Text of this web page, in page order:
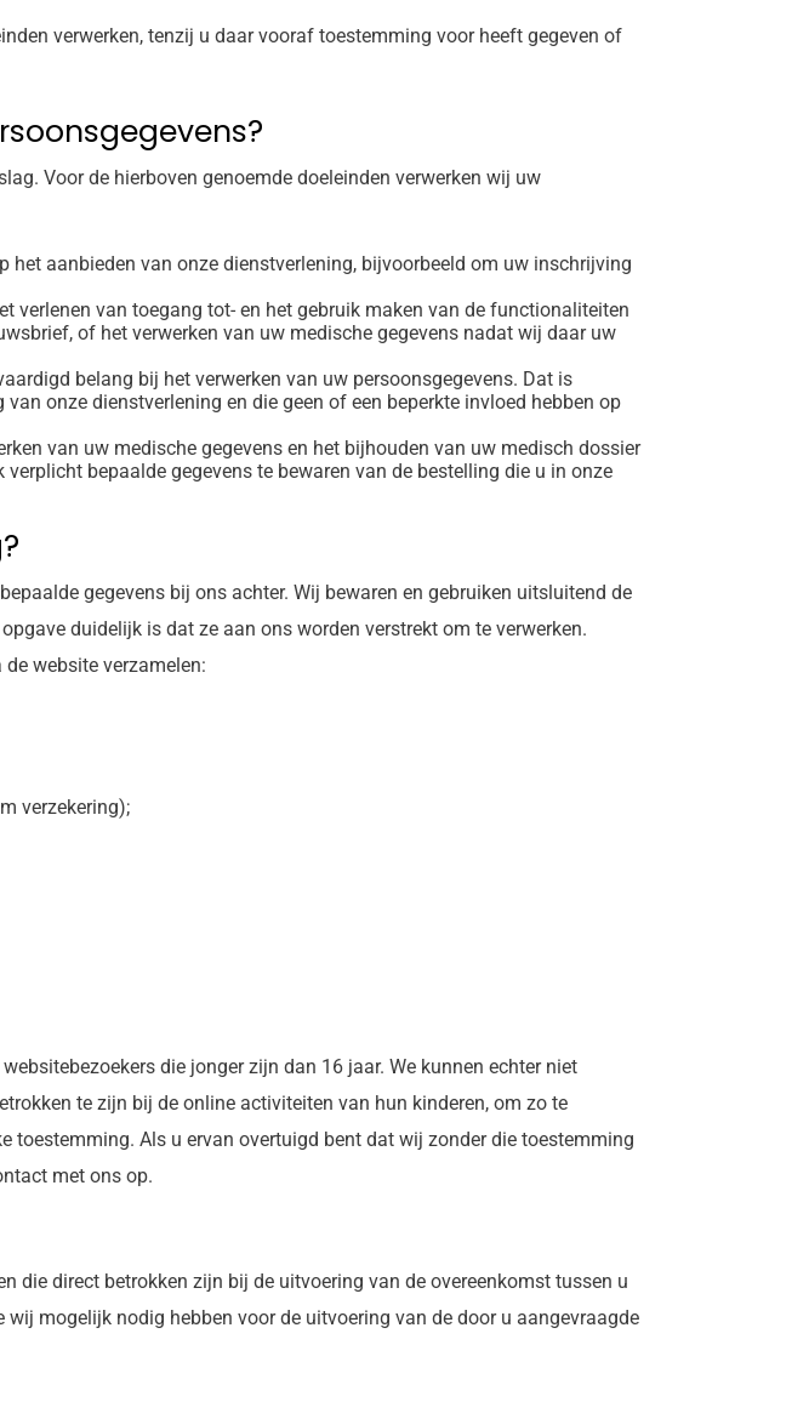
verwerken, tenzij u daar vooraf toestemming voor heeft gegeven of
Voor de hierboven genoemde doeleinden verwerken wij uw
het aanbieden van onze dienstverlening, bijvoorbeeld om uw inschrijving
verlenen van toegang tot- en het gebruik maken van de functionaliteiten
of het verwerken van uw medische gegevens nadat wij daar uw
belang bij het verwerken van uw persoonsgegevens. Dat is
onze dienstverlening en die geen of een beperkte invloed hebben op
van uw medische gegevens en het bijhouden van uw medisch dossier
bepaalde gegevens te bewaren van de bestelling die u in onze
gegevens bij ons achter. Wij bewaren en gebruiken uitsluitend de
duidelijk is dat ze aan ons worden verstrekt om te verwerken.
website verzamelen:
verzekering);
die jonger zijn dan 16 jaar. We kunnen echter niet
te zijn bij de online activiteiten van hun kinderen, om zo te
toestemming. Als u ervan overtuigd bent dat wij zonder die toestemming
met ons op.
die direct betrokken zijn bij de uitvoering van de overeenkomst tussen u
mogelijk nodig hebben voor de uitvoering van de door u aangevraagde